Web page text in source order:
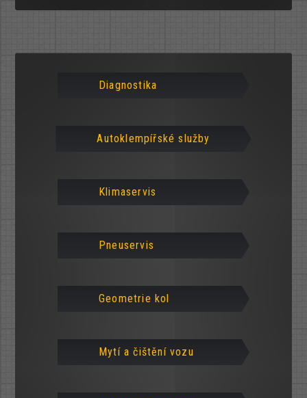
Diagnostika
Autoklempířské služby
Klimaservis
Pneuservis
Geometrie kol
Mytí a čištění vozu